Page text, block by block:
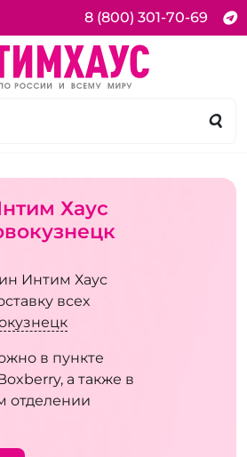
8 (800) 301-70-69
Хаус
Интим Хаус
всех
в пункте
а также в
отделении